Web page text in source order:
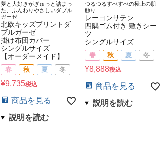
夢と大好きがぎゅっと詰まっ
た、ふんわりやさしいダブル
ガーゼ
北欧キッズプリントダ
ブルガーゼ
掛け布団カバー
シングルサイズ
【オーダーメイド】
春 秋 夏 冬
¥9,735税込
商品を見る
つるつるすべすべの極上の肌
触り
レーヨンサテン
四隅ゴム付き 敷きシー
ツ
シングルサイズ
春 秋 夏 冬
¥8,888税込
商品を見る